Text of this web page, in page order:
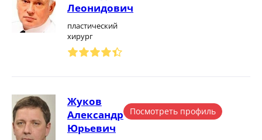
Леонидович
пластический
хирург
Жуков
Александр
Юрьевич
Посмотреть профиль